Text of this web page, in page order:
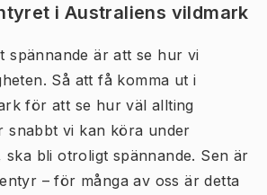
i Australiens vildmark
spännande är att se hur vi
Så att få komma ut i
för att se hur väl allting
snabbt vi kan köra under
ska bli otroligt spännande. Sen är
– för många av oss är detta